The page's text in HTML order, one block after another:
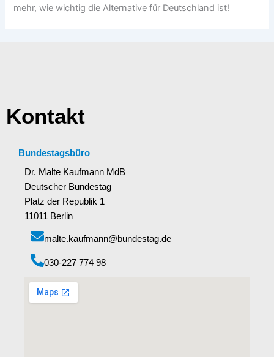
mehr, wie wichtig die Alternative für Deutschland ist!
Kontakt
Bundestagsbüro
Dr. Malte Kaufmann MdB
Deutscher Bundestag
Platz der Republik 1
11011 Berlin
malte.kaufmann@bundestag.de
‭030-227 774 98‬